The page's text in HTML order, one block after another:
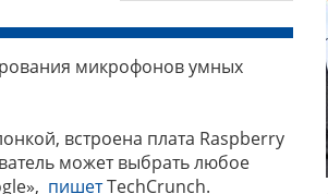
микрофонов умных
встроена плата Raspberry
может выбрать любое
пишетTechCrunch.